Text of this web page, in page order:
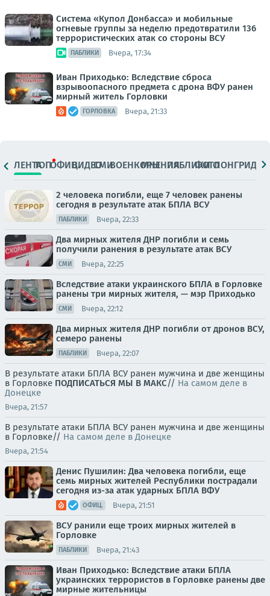
Система «Купол Донбасса» и мобильные
огневые группы за неделю предотвратили 136
террористических атак со стороны ВСУ
ПАБЛИКИ Вчера, 17:34
Иван Приходько: Вследствие сброса
взрывоопасного предмета с дрона ВФУ ранен
мирный житель Горловки
ГОРЛОВКА Вчера, 21:33
ЛЕНТАТОПОФИЦ.ВИДЕОСМИВОЕНКОРЫМНЕНИЯПАБЛИКИ
ФОТОЛОНГРИДЫ
2 человека погибли, еще 7 человек ранены
сегодня в результате атак БПЛА ВСУ
ПАБЛИКИ Вчера, 22:33
Два мирных жителя ДНР погибли и семь
получили ранения в результате атак ВСУ
СМИ Вчера, 22:25
Вследствие атаки украинского БПЛА в Горловке
ранены три мирных жителя, — мэр Приходько
СМИ Вчера, 22:12
Два мирных жителя ДНР погибли от дронов ВСУ,
семеро ранены
ПАБЛИКИ Вчера, 22:07
В результате атаки БПЛА ВСУ ранен мужчина и две женщины
в Горловке ПОДПИСАТЬСЯ МЫ В MAКС// На самом деле в
Донецке
Вчера, 21:57
В результате атаки БПЛА ВСУ ранен мужчина и две женщины
в Горловке// На самом деле в Донецке
Вчера, 21:54
Денис Пушилин: Два человека погибли, еще
семь мирных жителей Республики пострадали
сегодня из-за атак ударных БПЛА ВФУ
ОФИЦ. Вчера, 21:51
ВСУ ранили еще троих мирных жителей в
Горловке
ПАБЛИКИ Вчера, 21:43
Иван Приходько: Вследствие атаки БПЛА
украинских террористов в Горловке ранены две
мирные жительницы